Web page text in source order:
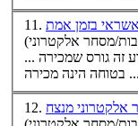
11.
מכירות ידוע זה גורס שמכירה
בטוחה הינה מכירה ...
12.